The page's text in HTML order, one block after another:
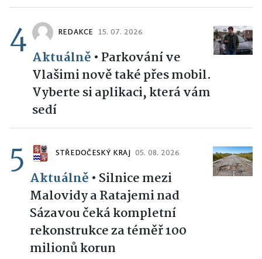
4 REDAKCE 15. 07. 2026
Aktuálně • Parkování ve
Vlašimi nově také přes mobil.
Vyberte si aplikaci, která vám
sedí
5 STŘEDOČESKÝ KRAJ 05. 08. 2026
Aktuálně • Silnice mezi
Malovidy a Ratajemi nad
Sázavou čeká kompletní
rekonstrukce za téměř 100
milionů korun